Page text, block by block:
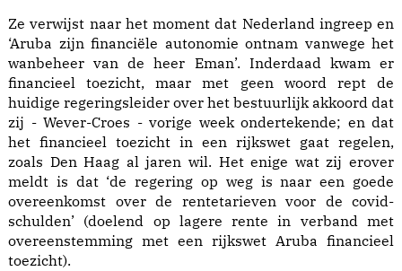
Ze verwijst naar het moment dat Nederland ingreep en
‘Aruba zijn financiële autonomie ontnam vanwege het
wanbeheer van de heer Eman’. Inderdaad kwam er
financieel toezicht, maar met geen woord rept de
huidige regeringsleider over het bestuurlijk akkoord dat
zij - Wever-Croes - vorige week ondertekende; en dat
het financieel toezicht in een rijkswet gaat regelen,
zoals Den Haag al jaren wil. Het enige wat zij erover
meldt is dat ‘de regering op weg is naar een goede
overeenkomst over de rentetarieven voor de covid-
schulden’ (doelend op lagere rente in verband met
overeenstemming met een rijkswet Aruba financieel
toezicht).